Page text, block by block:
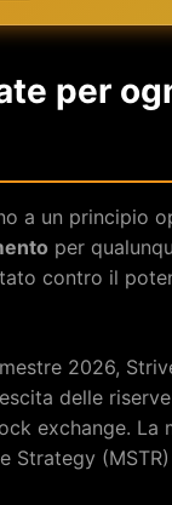
per
a un principio
per
contro il
2026,
delle
exchange. La
Strategy